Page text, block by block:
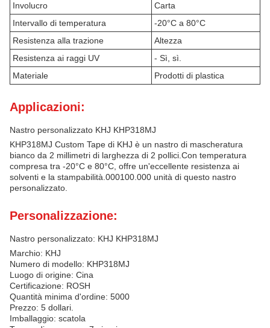
Involucro
Carta
Intervallo di temperatura
-20°C a 80°C
Resistenza alla trazione
Altezza
Resistenza ai raggi UV
- Sì, sì.
Materiale
Prodotti di plastica
Applicazioni:
Nastro personalizzato KHJ KHP318MJ
KHP318MJ Custom Tape di KHJ è un nastro di mascheratura
bianco da 2 millimetri di larghezza di 2 pollici.Con temperatura
compresa tra -20°C e 80°C, offre un'eccellente resistenza ai
solventi e la stampabilità.000100.000 unità di questo nastro
personalizzato.
Personalizzazione:
Nastro personalizzato: KHJ KHP318MJ
Marchio: KHJ
Numero di modello: KHP318MJ
Luogo di origine: Cina
Certificazione: ROSH
Quantità minima d'ordine: 5000
Prezzo: 5 dollari.
Imballaggio: scatola